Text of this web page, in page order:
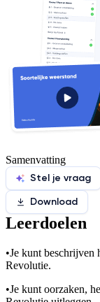
Samenvatting
Stel je vraag
Download
Leerdoelen
•Je kunt beschrijven
Revolutie.
•Je kunt oorzaken,